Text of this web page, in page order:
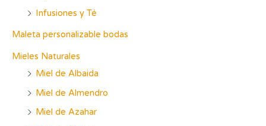
Infusiones y Té
Maleta personalizable bodas
Mieles Naturales
Miel de Albaida
Miel de Almendro
Miel de Azahar